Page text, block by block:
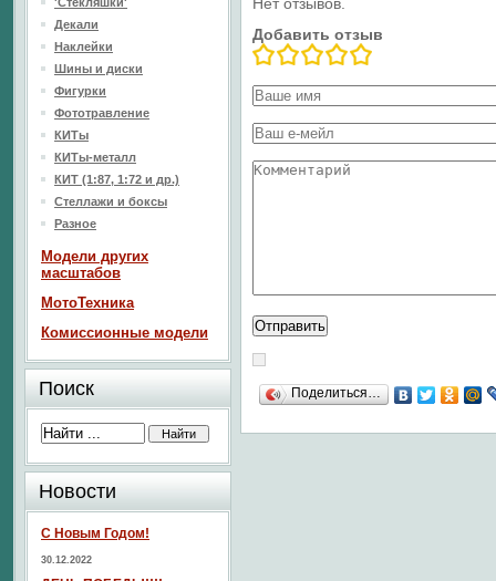
Добавить отзыв
Поделиться…
Декали
Наклейки
Шины и диски
Фигурки
Фототравление
КИТы
КИТы-металл
КИТ (1:87, 1:72 и др.)
Стеллажи и боксы
Разное
Модели других
масштабов
МотоТехника
Комиссионные модели
Поиск
Новости
С Новым Годом!
30.12.2022